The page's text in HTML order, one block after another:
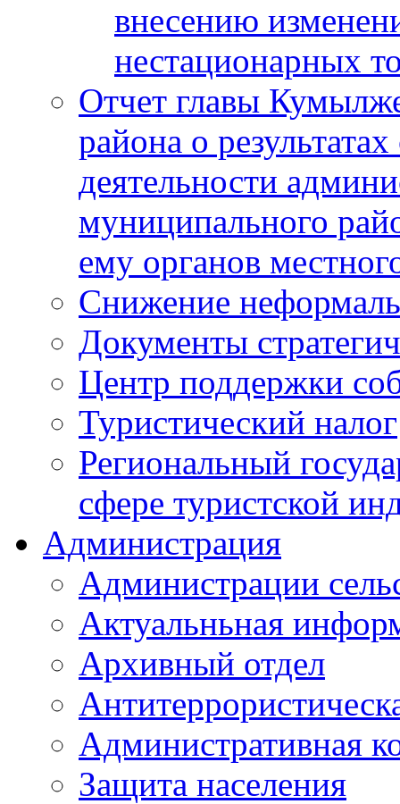
внесению
нестационарных
Отчет главы
района о
деятельности
муниципального
ему органов
Снижение
Документы
Центр поддержки
Туристический налог
Региональный
сфере туристской
Администрация
Администрации
Актуальньная
Архивный отдел
Административная
Защита населения